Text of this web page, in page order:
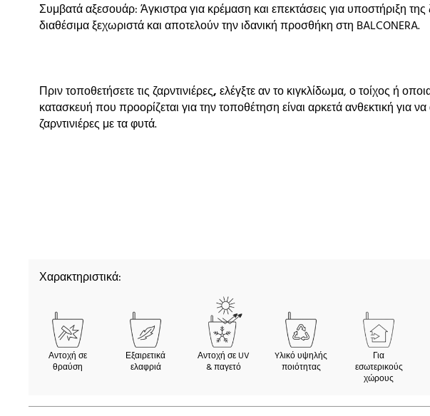
Συμβατά αξεσουάρ: Άγκιστρα για κρέμαση και επεκτάσεις για υποστήριξη της
διαθέσιμα ξεχωριστά και αποτελούν την ιδανική προσθήκη στη BALCONERA.
Πριν τοποθετήσετε τιςζαρντινιέρες,ελέγξτε αν το κιγκλίδωμα, ο τοίχος ή
κατασκευή που προορίζεται για την τοποθέτηση είναι αρκετά ανθεκτική για
ζαρντινιέρες με τα φυτά.
Χαρακτηριστικά:
Αντοχή σε
θραύση
Εξαιρετικά
ελαφριά
Αντοχή σε UV
& παγετό
Yλικό υψηλής
ποιότητας
Για
εσωτερικούς
χώρους